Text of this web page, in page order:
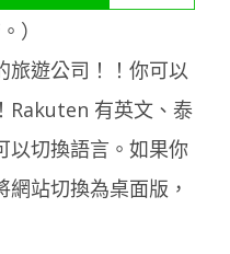
）
旅遊公司！！你可以
Rakuten 有英文、泰
以切換語言。如果你
站切換為桌面版，